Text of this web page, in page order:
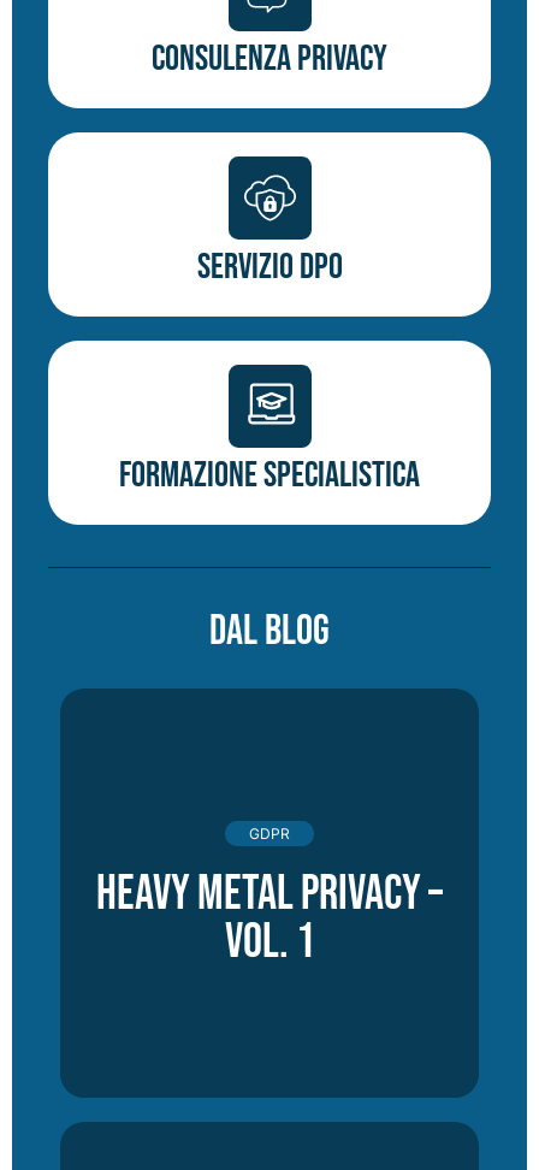
Consulenza Privacy
Servizio DPO
Formazione specialistica
DAL BLOG
GDPR
Heavy Metal Privacy –
vol. 1